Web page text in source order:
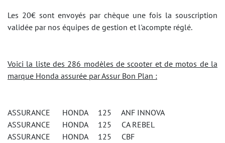
Les 20€ sont envoyés par chèque une fois la souscription
validée par nos équipes de gestion et l'acompte réglé.
Voici la liste des 286 modèles de scooter et de motos de la
marque Honda assurée par Assur Bon Plan :
ASSURANCE HONDA 125 ANF INNOVA
ASSURANCE HONDA 125 CA REBEL
ASSURANCE HONDA 125 CBF